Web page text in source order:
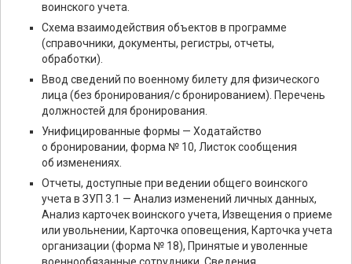
воинского учета.
Схема взаимодействия объектов в программе
(справочники, документы, регистры, отчеты,
обработки).
Ввод сведений по военному билету для физического
лица (без бронирования/с бронированием). Перечень
должностей для бронирования.
Унифицированные формы — Ходатайство
о бронировании, форма № 10, Листок сообщения
об изменениях.
Отчеты, доступные при ведении общего воинского
учета в ЗУП 3.1 — Анализ изменений личных данных,
Анализ карточек воинского учета, Извещения о приеме
или увольнении, Карточка оповещения, Карточка учета
организации (форма № 18), Принятые и уволенные